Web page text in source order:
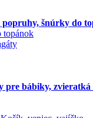
popruhy, šnúrky do
topánok
pre bábiky,